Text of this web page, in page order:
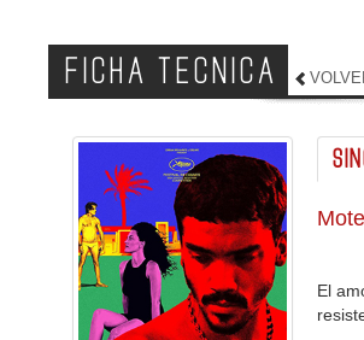
FICHA TECNICA
El